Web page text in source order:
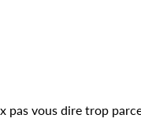
pas vous dire trop